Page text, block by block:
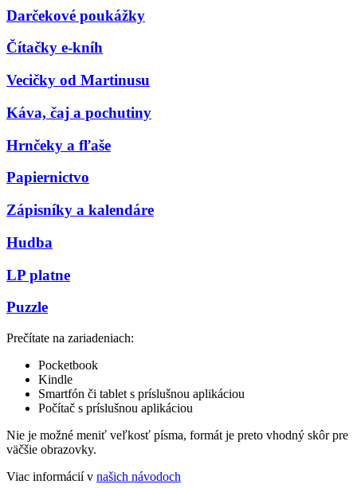
Darčekové poukážky
Čítačky e-kníh
Vecičky od Martinusu
Káva, čaj a pochutiny
Hrnčeky a fľaše
Papiernictvo
Zápisníky a kalendáre
Hudba
LP platne
Puzzle
Prečítate na zariadeniach:
Pocketbook
Kindle
Smartfón či tablet s príslušnou aplikáciou
Počítač s príslušnou aplikáciou
Nie je možné meniť veľkosť písma, formát je preto vhodný skôr pre
väčšie obrazovky.
Viac informácií v našich návodoch